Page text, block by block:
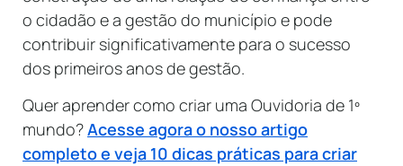
o cidadão e a gestão do município e pode
contribuir significativamente para o sucesso
dos primeiros anos de gestão.
Quer aprender como criar uma Ouvidoria de 1º
mundo?Acesse agora o nosso artigo
completo e veja 10 dicas práticas para criar